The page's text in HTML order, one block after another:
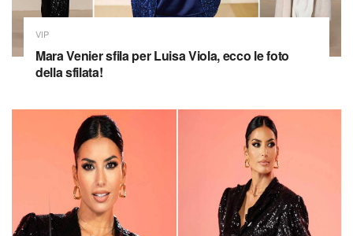
VIP
Mara Venier sfila per Luisa Viola, ecco le foto
della sfilata!